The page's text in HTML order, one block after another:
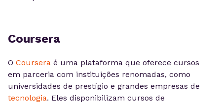
Coursera
O Coursera é uma plataforma que oferece cursos
em parceria com instituições renomadas, como
universidades de prestígio e grandes empresas de
tecnologia. Eles disponibilizam cursos de